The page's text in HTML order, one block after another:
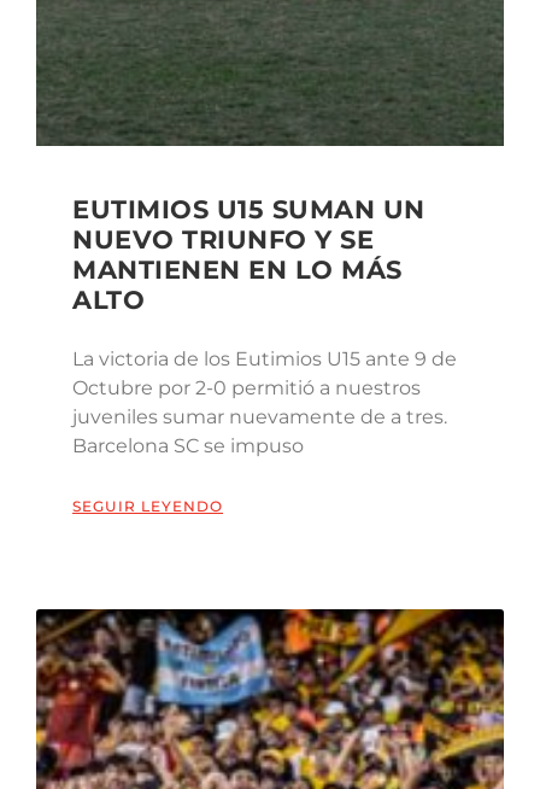
EUTIMIOS U15 SUMAN UN
NUEVO TRIUNFO Y SE
MANTIENEN EN LO MÁS
ALTO
La victoria de los Eutimios U15 ante 9 de
Octubre por 2-0 permitió a nuestros
juveniles sumar nuevamente de a tres.
Barcelona SC se impuso
SEGUIR LEYENDO